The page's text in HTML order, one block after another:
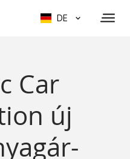
DE
Car
új